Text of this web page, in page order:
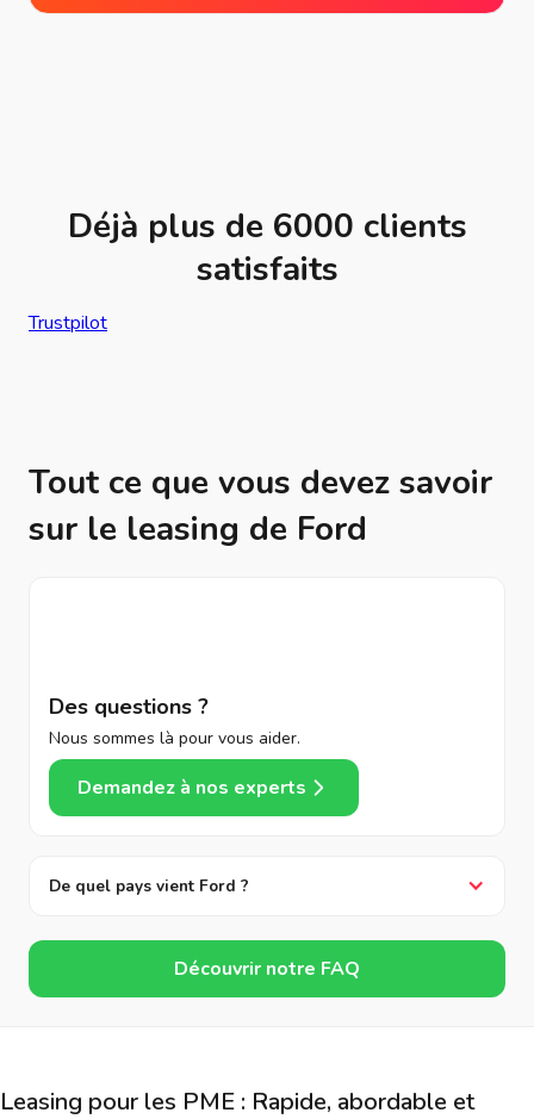
Déjà plus de 6000 clients
satisfaits
Trustpilot
Tout ce que vous devez savoir
sur le leasing de Ford
Des questions ?
Nous sommes là pour vous aider.
Demandez à nos experts
De quel pays vient Ford ?
Découvrir notre FAQ
Leasing pour les PME : Rapide, abordable et